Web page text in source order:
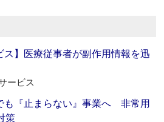
ス】医療従事者が副作用情報を迅
ービス
も『止まらない』事業へ 非常用
策